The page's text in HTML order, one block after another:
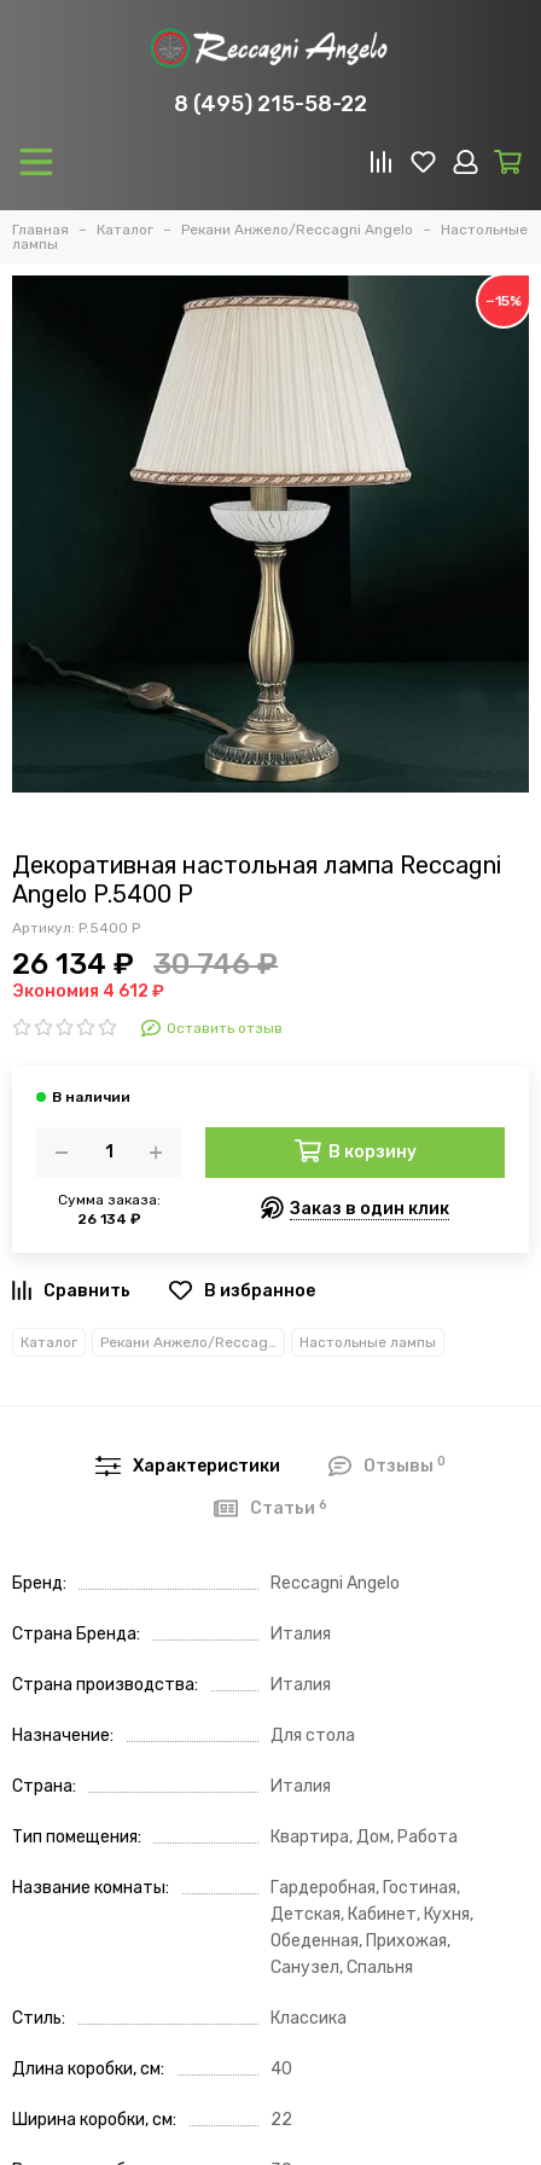
8 (495) 215-58-22
Главная Каталог Рекани Анжело/Reccagni Angelo
Настольные
лампы
−15%
Декоративная настольная лампа Reccagni
Angelo P.5400 P
Артикул: P.5400 P
26 134 ₽ 30 746 ₽
Экономия 4 612 ₽
Оставить отзыв
Сумма заказа:
26 134 ₽
В корзину
Заказ в один клик
В избранное
Каталог Рекани Анжело/Reccagni Angelo Настольные лампы
Характеристики Отзывы 0
Статьи6
Бренд Reccagni Angelo
Страна Бренда Италия
Страна производства Италия
Назначение Для стола
Страна Италия
Тип помещения Квартира, Дом, Работа
Название комнаты
Гардеробная, Гостиная,
Детская, Кабинет, Кухня,
Обеденная, Прихожая,
Санузел, Спальня
Стиль Классика
Длина коробки, см 40
Ширина коробки, см 22